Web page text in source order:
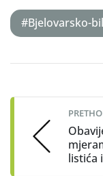
#Bjelovarsko-
navigation
listića